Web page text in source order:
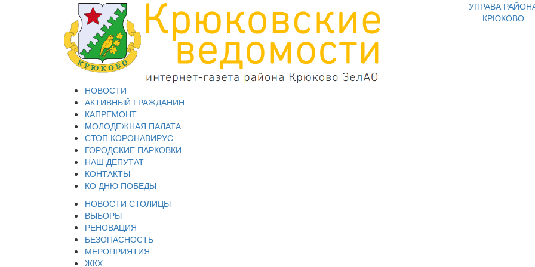
УПРАВА
КРЮКОВО
НОВОСТИ
АКТИВНЫЙ ГРАЖДАНИН
КАПРЕМОНТ
МОЛОДЕЖНАЯ ПАЛАТА
СТОП КОРОНАВИРУС
ГОРОДСКИЕ ПАРКОВКИ
НАШ ДЕПУТАТ
КОНТАКТЫ
КО ДНЮ ПОБЕДЫ
НОВОСТИ СТОЛИЦЫ
ВЫБОРЫ
РЕНОВАЦИЯ
БЕЗОПАСНОСТЬ
МЕРОПРИЯТИЯ
ЖКХ